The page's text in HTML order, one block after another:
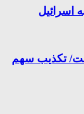
اسرائیل
تکذیب سهم